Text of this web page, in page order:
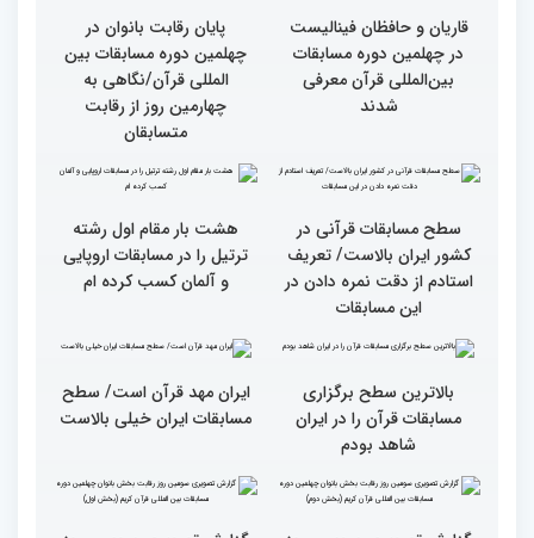
روز رقابت بخش برادران
چهلمین دوره مسابقات
بین‌المللی قرآن کریم(بخش
اول)
ویژه بانوان در آستان مقدس
امامزاده حسن (ع) برگزار
شد
در چهلمین دوره مسابقات
بین‌المللی قرآن معرفی
شدند
چهلمین دوره مسابقات بین
المللی قرآن/نگاهی به
چهارمین روز از رقابت
سطح مسابقات قرآنی در
کشور ایران بالاست/ تعریف
استادم از دقت نمره دادن در
این مسابقات
هشت بار مقام اول رشته
ترتیل را در مسابقات اروپایی